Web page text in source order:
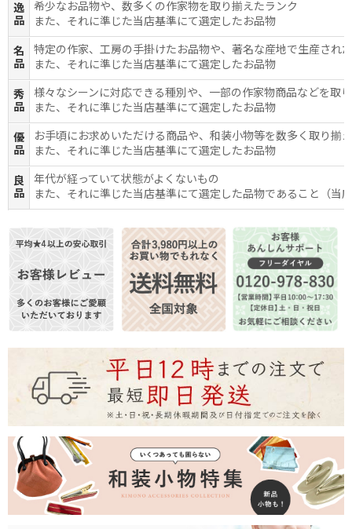
逸
品
希少なお品物や、数多くの作家物を取り揃えたランク
また、それに準じた当店基準にて選定したお品物
名
品
特定の作家、工房の手掛けたお品物や、著名な産地で生産され
また、それに準じた当店基準にて選定したお品物
秀
品
様々なシーンに対応できる種別や、一部の作家物商品などを取
また、それに準じた当店基準にて選定したお品物
優
品
お手頃にお求めいただける商品や、和装小物等を数多く取り揃
また、それに準じた当店基準にて選定したお品物
良
品
年代が経っていて状態がよくないもの
また、それに準じた当店基準にて選定した品物であること（当